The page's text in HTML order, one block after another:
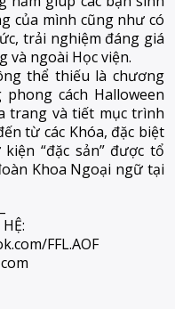
của mình cũng như có
trải nghiệm đáng giá
và ngoài Học viện.
thể thiếu là chương
cách Halloween
trang và tiết mục trình
từ các Khóa, đặc biệt
“đặc sản” được tổ
Khoa Ngoại ngữ tại
FFL.AOF